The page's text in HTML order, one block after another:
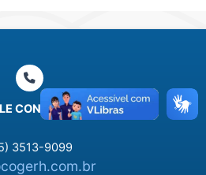
CONOSCO
3513-9099